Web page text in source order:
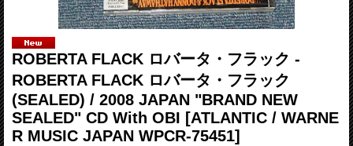
ROBERTA FLACK ロバータ・フラック -
ROBERTA FLACK ロバータ・フラック
(SEALED) / 2008 JAPAN "BRAND NEW
SEALED" CD With OBI [ATLANTIC / WARNE
R MUSIC JAPAN WPCR-75451]